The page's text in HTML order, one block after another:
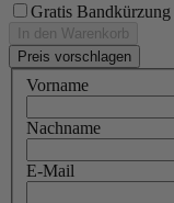
Gratis Bandkürzung
In den Warenkorb
Preis vorschlagen
Vorname
Nachname
E-Mail